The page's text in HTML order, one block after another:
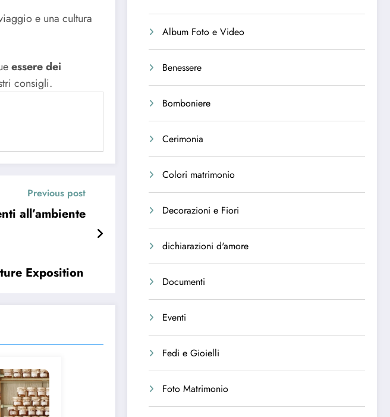
e una cultura
essere dei
consigli.
Previous post
all’ambiente
Exposition
Album Foto e Video
Benessere
Bomboniere
Cerimonia
Colori matrimonio
Decorazioni e Fiori
dichiarazioni d'amore
Documenti
Eventi
Fedi e Gioielli
Foto Matrimonio